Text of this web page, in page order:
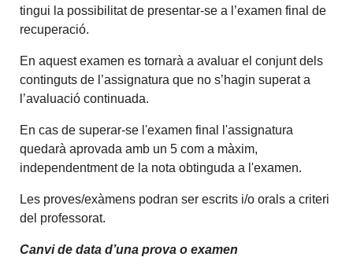
tingui la possibilitat de presentar-se a l’examen final de
recuperació.
En aquest examen es tornarà a avaluar el conjunt dels
continguts de l’assignatura que no s’hagin superat a
l’avaluació continuada.
En cas de superar-se l'examen final l'assignatura
quedarà aprovada amb un 5 com a màxim,
independentment de la nota obtinguda a l'examen.
Les proves/exàmens podran ser escrits i/o orals a criteri
del professorat.
Canvi de data d’una prova o examen